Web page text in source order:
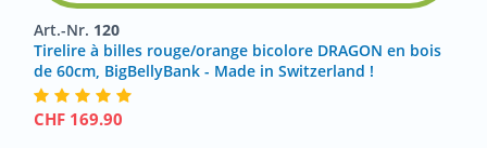
Art.-Nr. 120
Tirelire à billes rouge/orange bicolore DRAGON en bois
de 60cm, BigBellyBank - Made in Switzerland !
CHF 169.90